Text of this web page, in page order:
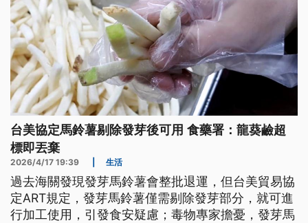
台美協定馬鈴薯剔除發芽後可用 食藥署：龍葵鹼超
標即丟棄
2026/4/17 19:39 生活
過去海關發現發芽馬鈴薯會整批退運，但台美貿易協
定ART規定，發芽馬鈴薯僅需剔除發芽部分，就可進
行加工使用，引發食安疑慮；毒物專家擔憂，發芽馬